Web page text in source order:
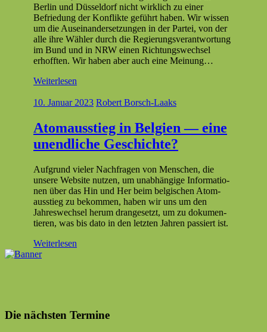
Berlin und Düs­sel­dorf nicht wirk­lich zu ein­er
Befriedung der Kon­flik­te geführt haben. Wir wis­sen
um die Auseinan­der­set­zun­gen in der Partei, von der
alle ihre Wäh­ler durch die Regierungsver­ant­wor­tung
im Bund und in NRW einen Rich­tungswech­sel
erhofften. Wir haben aber auch eine Meinung…
Weiterlesen
10. Januar 2023 Robert Borsch-Laaks
Atomausstieg in Belgien — eine
unendliche Geschichte?
Auf­grund viel­er Nach­fra­gen von Men­schen, die
unsere Web­site nutzen, um unab­hängige Infor­ma­tio­
nen über das Hin und Her beim bel­gis­chen Atom­
ausstieg zu bekom­men, haben wir uns um den
Jahreswech­sel herum drange­set­zt, um zu doku­men­
tieren, was bis dato in den let­zten Jahren passiert ist.
Weiterlesen
Die nächsten Termine